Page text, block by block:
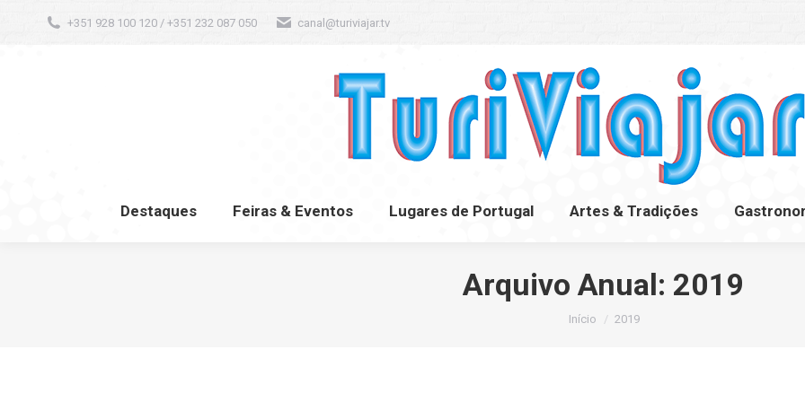
+351 928 100 120 / +351 232 087 050 canal@turiviajar.tv
Destaques Feiras & Eventos Lugares de Portugal Artes & Tradições
Arquivo Anual: 2019
Você está aqui:
Início 2019
Destaques Feiras & Eventos